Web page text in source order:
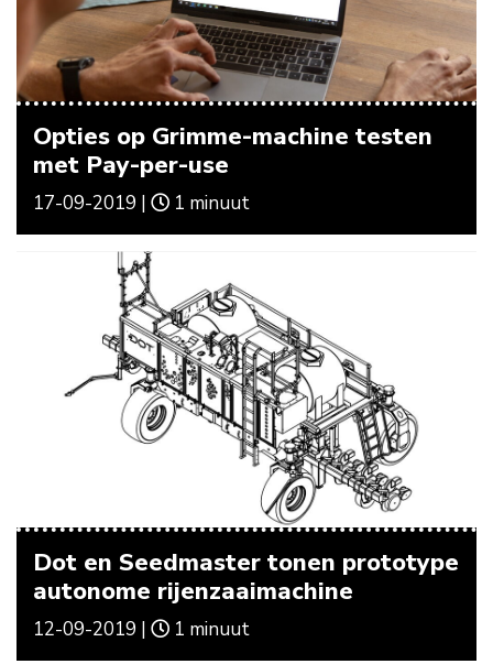
Opties op Grimme-machine testen
met Pay-per-use
17-09-2019 | 1 minuut
Dot en Seedmaster tonen prototype
autonome rijenzaaimachine
12-09-2019 | 1 minuut